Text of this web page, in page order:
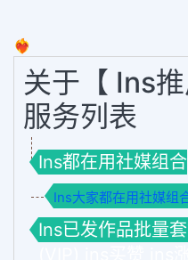
❤️‍🔥
关于【 Ins
服务列表
Ins都在用社媒组合
Ins大家都在用社媒组
Ins已发作品批量